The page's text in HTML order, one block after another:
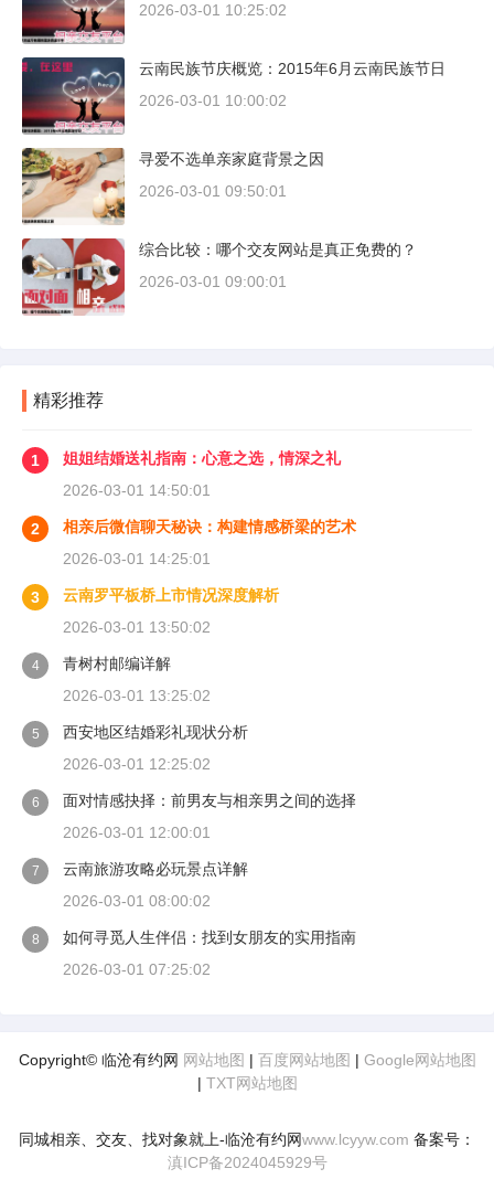
2026-03-01 10:25:02
云南民族节庆概览：2015年6月云南民族节日
2026-03-01 10:00:02
寻爱不选单亲家庭背景之因
2026-03-01 09:50:01
综合比较：哪个交友网站是真正免费的？
2026-03-01 09:00:01
精彩推荐
1
姐姐结婚送礼指南：心意之选，情深之礼
2026-03-01 14:50:01
2
相亲后微信聊天秘诀：构建情感桥梁的艺术
2026-03-01 14:25:01
3
云南罗平板桥上市情况深度解析
2026-03-01 13:50:02
4
青树村邮编详解
2026-03-01 13:25:02
5
西安地区结婚彩礼现状分析
2026-03-01 12:25:02
6
面对情感抉择：前男友与相亲男之间的选择
2026-03-01 12:00:01
7
云南旅游攻略必玩景点详解
2026-03-01 08:00:02
8
如何寻觅人生伴侣：找到女朋友的实用指南
2026-03-01 07:25:02
Copyright© 临沧有约网 网站地图 | 百度网站地图 | Google网站地图
| TXT网站地图
同城相亲、交友、找对象就上-临沧有约网www.lcyyw.com 备案号：
滇ICP备2024045929号